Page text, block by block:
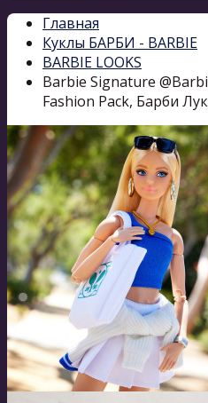
Главная
Куклы БАРБИ - BARBIE
BARBIE LOOKS
Barbie Signature
Fashion Pack, Барби Лук